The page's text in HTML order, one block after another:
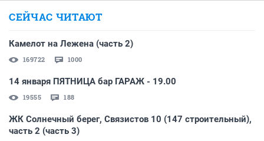
СЕЙЧАС ЧИТАЮТ
Камелот на Лежена (часть 2)
169722 1000
14 января ПЯТНИЦА бар ГАРАЖ - 19.00
19555 188
ЖК Солнечный берег, Связистов 10 (147 строительный),
часть 2 (часть 3)